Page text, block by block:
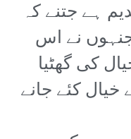
ہے جتنے کہ
نے اس
کی گھٹیا
خیال کئے جانے